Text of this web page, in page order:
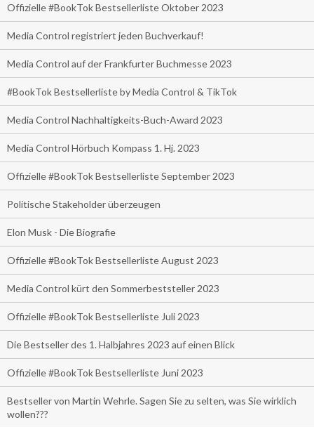
Offizielle #BookTok Bestsellerliste Oktober 2023
Media Control registriert jeden Buchverkauf!
Media Control auf der Frankfurter Buchmesse 2023
#BookTok Bestsellerliste by Media Control & TikTok
Media Control Nachhaltigkeits-Buch-Award 2023
Media Control Hörbuch Kompass 1. Hj. 2023
Offizielle #BookTok Bestsellerliste September 2023
Politische Stakeholder überzeugen
Elon Musk - Die Biografie
Offizielle #BookTok Bestsellerliste August 2023
Media Control kürt den Sommerbeststeller 2023
Offizielle #BookTok Bestsellerliste Juli 2023
Die Bestseller des 1. Halbjahres 2023 auf einen Blick
Offizielle #BookTok Bestsellerliste Juni 2023
Bestseller von Martin Wehrle. Sagen Sie zu selten, was Sie wirklich
wollen???